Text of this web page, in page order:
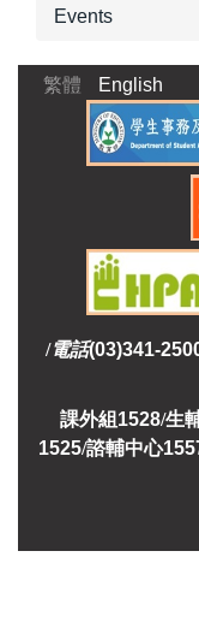
Events
繁體 English
/電話(03)341-
課外組 1528/生
1525/諮輔中心